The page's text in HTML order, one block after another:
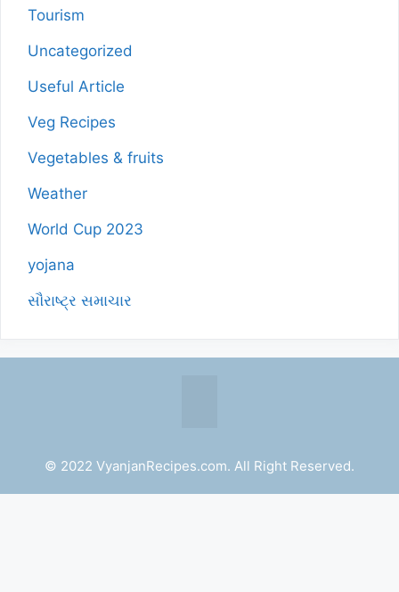
Tourism
Uncategorized
Useful Article
Veg Recipes
Vegetables & fruits
Weather
World Cup 2023
yojana
સૌરાષ્ટ્ર સમાચાર
© 2022 VyanjanRecipes.com. All Right Reserved.